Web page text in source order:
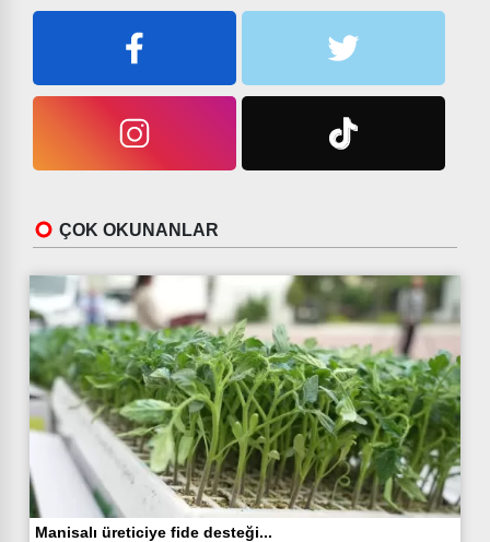
ÇOK OKUNANLAR
Manisalı üreticiye fide desteği...